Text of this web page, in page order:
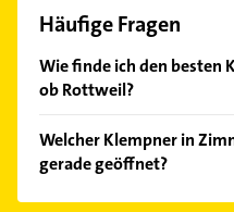
Häufige Fragen
Wie finde ich den besten
ob Rottweil?
Kundenmeinungen und
Empfehlungen. Die
einfach nach
Welcher Klempner in
gerade geöffnet?
Im Anbieter-Bereich